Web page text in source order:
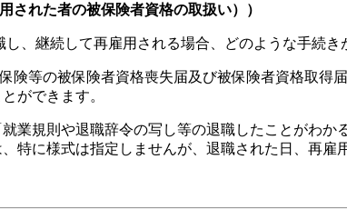
れた者の被保険者資格の取扱い））
、継続して再雇用される場合、どのような手続き
険等の被保険者資格喪失届及び被保険者資格取
ができます。
業規則や退職辞令の写し等の退職したことがわ
特に様式は指定しませんが、退職された日、再雇